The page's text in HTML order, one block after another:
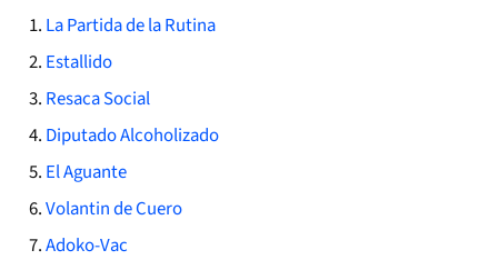
La Partida de la Rutina
Estallido
Resaca Social
Diputado Alcoholizado
El Aguante
Volantin de Cuero
Adoko-Vac